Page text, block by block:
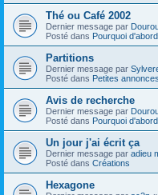
Thé ou Café 2002
Dernier message par
Posté dans Pourquoi
Partitions
Dernier message par
Posté dans Petites annonces
Avis de recherche
Dernier message par
Posté dans Pourquoi
Un jour j'ai écrit ça
Dernier message par adieu
Posté dans Créations
Hexagone